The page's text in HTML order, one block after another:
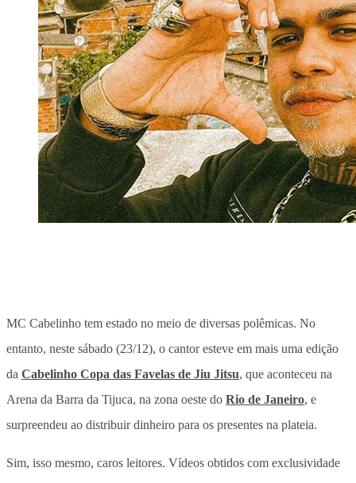
MC Cabelinho tem estado no meio de diversas polêmicas. No
entanto, neste sábado (23/12), o cantor esteve em mais uma edição
da Cabelinho Copa das Favelas de Jiu Jitsu, que aconteceu na
Arena da Barra da Tijuca, na zona oeste do Rio de Janeiro, e
surpreendeu ao distribuir dinheiro para os presentes na plateia.
Sim, isso mesmo, caros leitores. Vídeos obtidos com exclusividade